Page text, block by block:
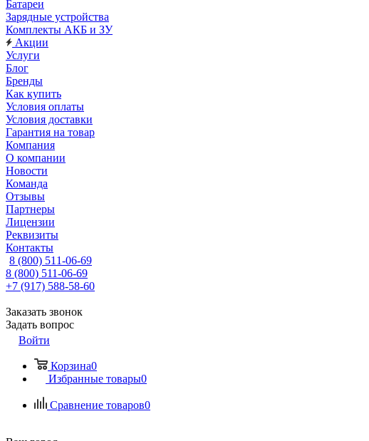
Батареи
Зарядные устройства
Комплекты АКБ и ЗУ
Акции
Услуги
Блог
Бренды
Как купить
Условия оплаты
Условия доставки
Гарантия на товар
Компания
О компании
Новости
Команда
Отзывы
Партнеры
Лицензии
Реквизиты
Контакты
8 (800) 511-06-69
8 (800) 511-06-69
+7 (917) 588-58-60
Заказать звонок
Задать вопрос
Войти
Корзина0
Избранные товары0
Сравнение товаров0